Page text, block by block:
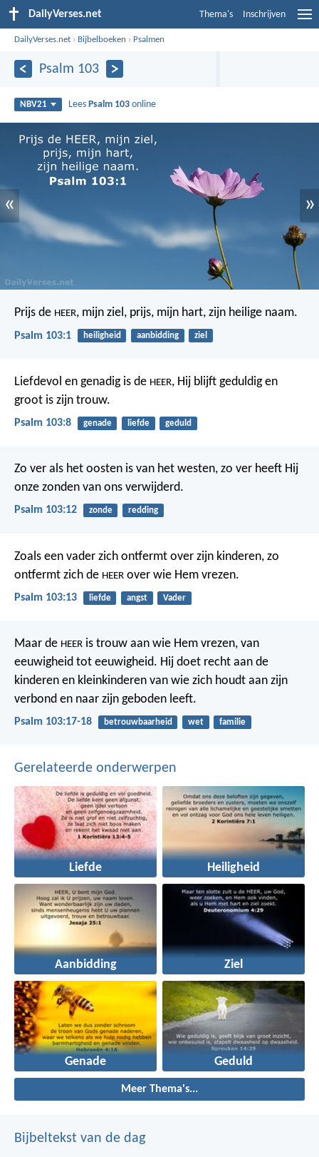
DailyVerses.net Thema's Inschrijven
DailyVerses.net › Bijbelboeken › Psalmen
Psalm 103
NBV21 Lees Psalm 103 online
« »
Prijs de HEER, mijn ziel, prijs, mijn hart, zijn heilige naam.
Psalm 103:1 heiligheid aanbidding ziel
Liefdevol en genadig is de HEER, Hij blijft geduldig en
groot is zijn trouw.
Psalm 103:8 genade liefde geduld
Zo ver als het oosten is van het westen, zo ver heeft Hij
onze zonden van ons verwijderd.
Psalm 103:12 zonde redding
Zoals een vader zich ontfermt over zijn kinderen, zo
ontfermt zich de HEER over wie Hem vrezen.
Psalm 103:13 liefde angst Vader
Maar de HEER is trouw aan wie Hem vrezen, van
eeuwigheid tot eeuwigheid. Hij doet recht aan de
kinderen en kleinkinderen van wie zich houdt aan zijn
verbond en naar zijn geboden leeft.
Psalm 103:17-18 betrouwbaarheid wet familie
Gerelateerde onderwerpen
Liefde Heiligheid
Aanbidding Ziel
Genade Geduld
Meer Thema's...
Bijbeltekst van de dag